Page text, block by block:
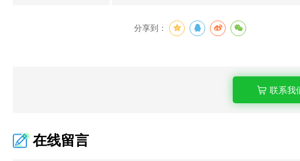
分享到：
联系我
在线留言